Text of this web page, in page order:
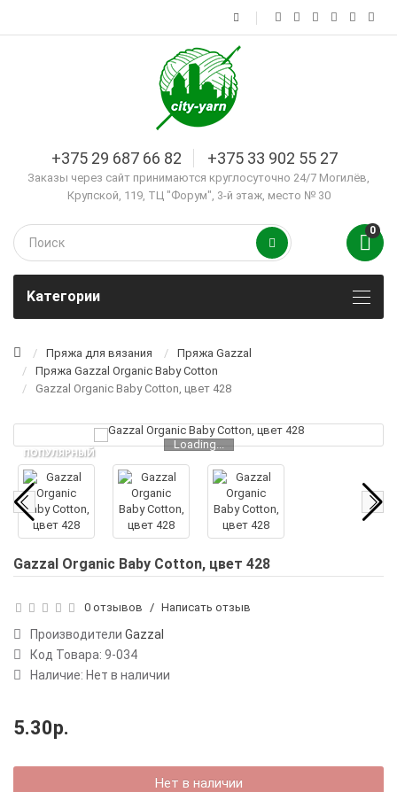
+375 29 687 66 82 +375 33 902 55 27
Заказы через сайт принимаются круглосуточно 24/7 Могилёв,
Крупской, 119, ТЦ "Форум", 3-й этаж, место № 30
0
Kатегории
Пряжа для вязания
Пряжа Gazzal
Пряжа Gazzal Organic Baby Cotton
Gazzal Organic Baby Cotton, цвет 428
ПОПУЛЯРНЫЙ
НЕТ В НАЛИЧИИ
Loading...
Gazzal Organic Baby Cotton, цвет 428
0 отзывов / Написать отзыв
Производители Gazzal
Код Товара: 9-034
Наличие: Нет в наличии
5.30р.
Нет в наличии